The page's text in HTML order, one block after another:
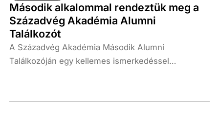
Második alkalommal rendeztük meg a
Századvég Akadémia Alumni
Találkozót
A Századvég Akadémia Második Alumni
Találkozóján egy kellemes ismerkedéssel
nézeteiket és eszmét cseréltek egymás között.